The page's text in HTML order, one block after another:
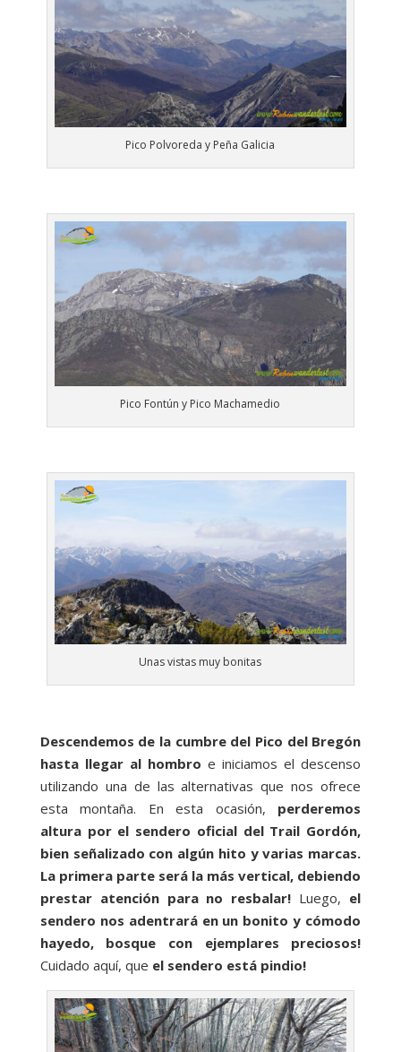
Pico Polvoreda y Peña Galicia
Pico Fontún y Pico Machamedio
Unas vistas muy bonitas
Descendemos de la cumbre del Pico del Bregón
hasta llegar al hombro e iniciamos el descenso
utilizando una de las alternativas que nos ofrece
esta montaña. En esta ocasión, perderemos
altura por el sendero oficial del Trail Gordón,
bien señalizado con algún hito y varias marcas.
La primera parte será la más vertical, debiendo
prestar atención para no resbalar! Luego, el
sendero nos adentrará en un bonito y cómodo
hayedo, bosque con ejemplares preciosos!
Cuidado aquí, que el sendero está pindio!